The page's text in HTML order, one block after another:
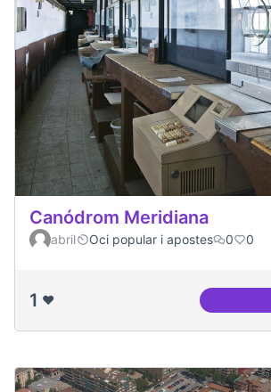
Canódrom Meridiana
abril Oci popular i apostes 0 0
1 ❤️